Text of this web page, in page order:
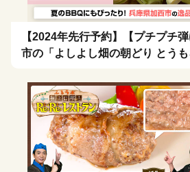
【2024年先行予約】【プチプチ
市の「よしよし畑の朝どり とうも